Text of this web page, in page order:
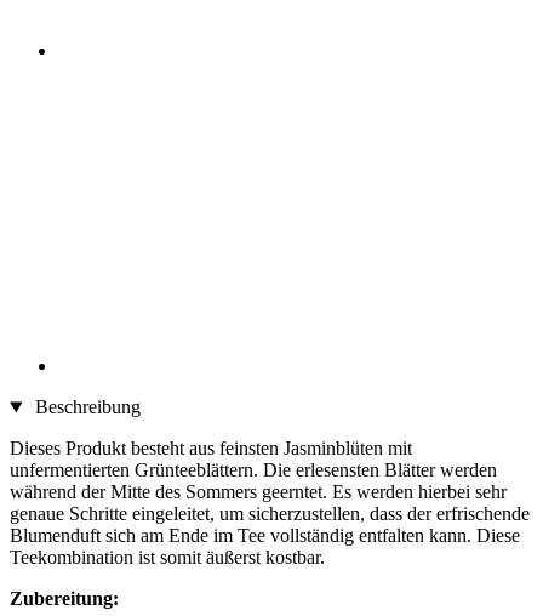
Beschreibung
Dieses Produkt besteht aus feinsten Jasminblüten mit
unfermentierten Grünteeblättern. Die erlesensten Blätter werden
während der Mitte des Sommers geerntet. Es werden hierbei sehr
genaue Schritte eingeleitet, um sicherzustellen, dass der erfrischende
Blumenduft sich am Ende im Tee vollständig entfalten kann. Diese
Teekombination ist somit äußerst kostbar.
Zubereitung: